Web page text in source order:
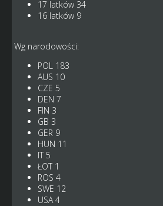
17 latków 34
16 latków 9
Wg narodowości:
POL 183
AUS 10
CZE 5
DEN 7
FIN 3
GB 3
GER 9
HUN 11
IT 5
ŁOT 1
ROS 4
SWE 12
USA 4